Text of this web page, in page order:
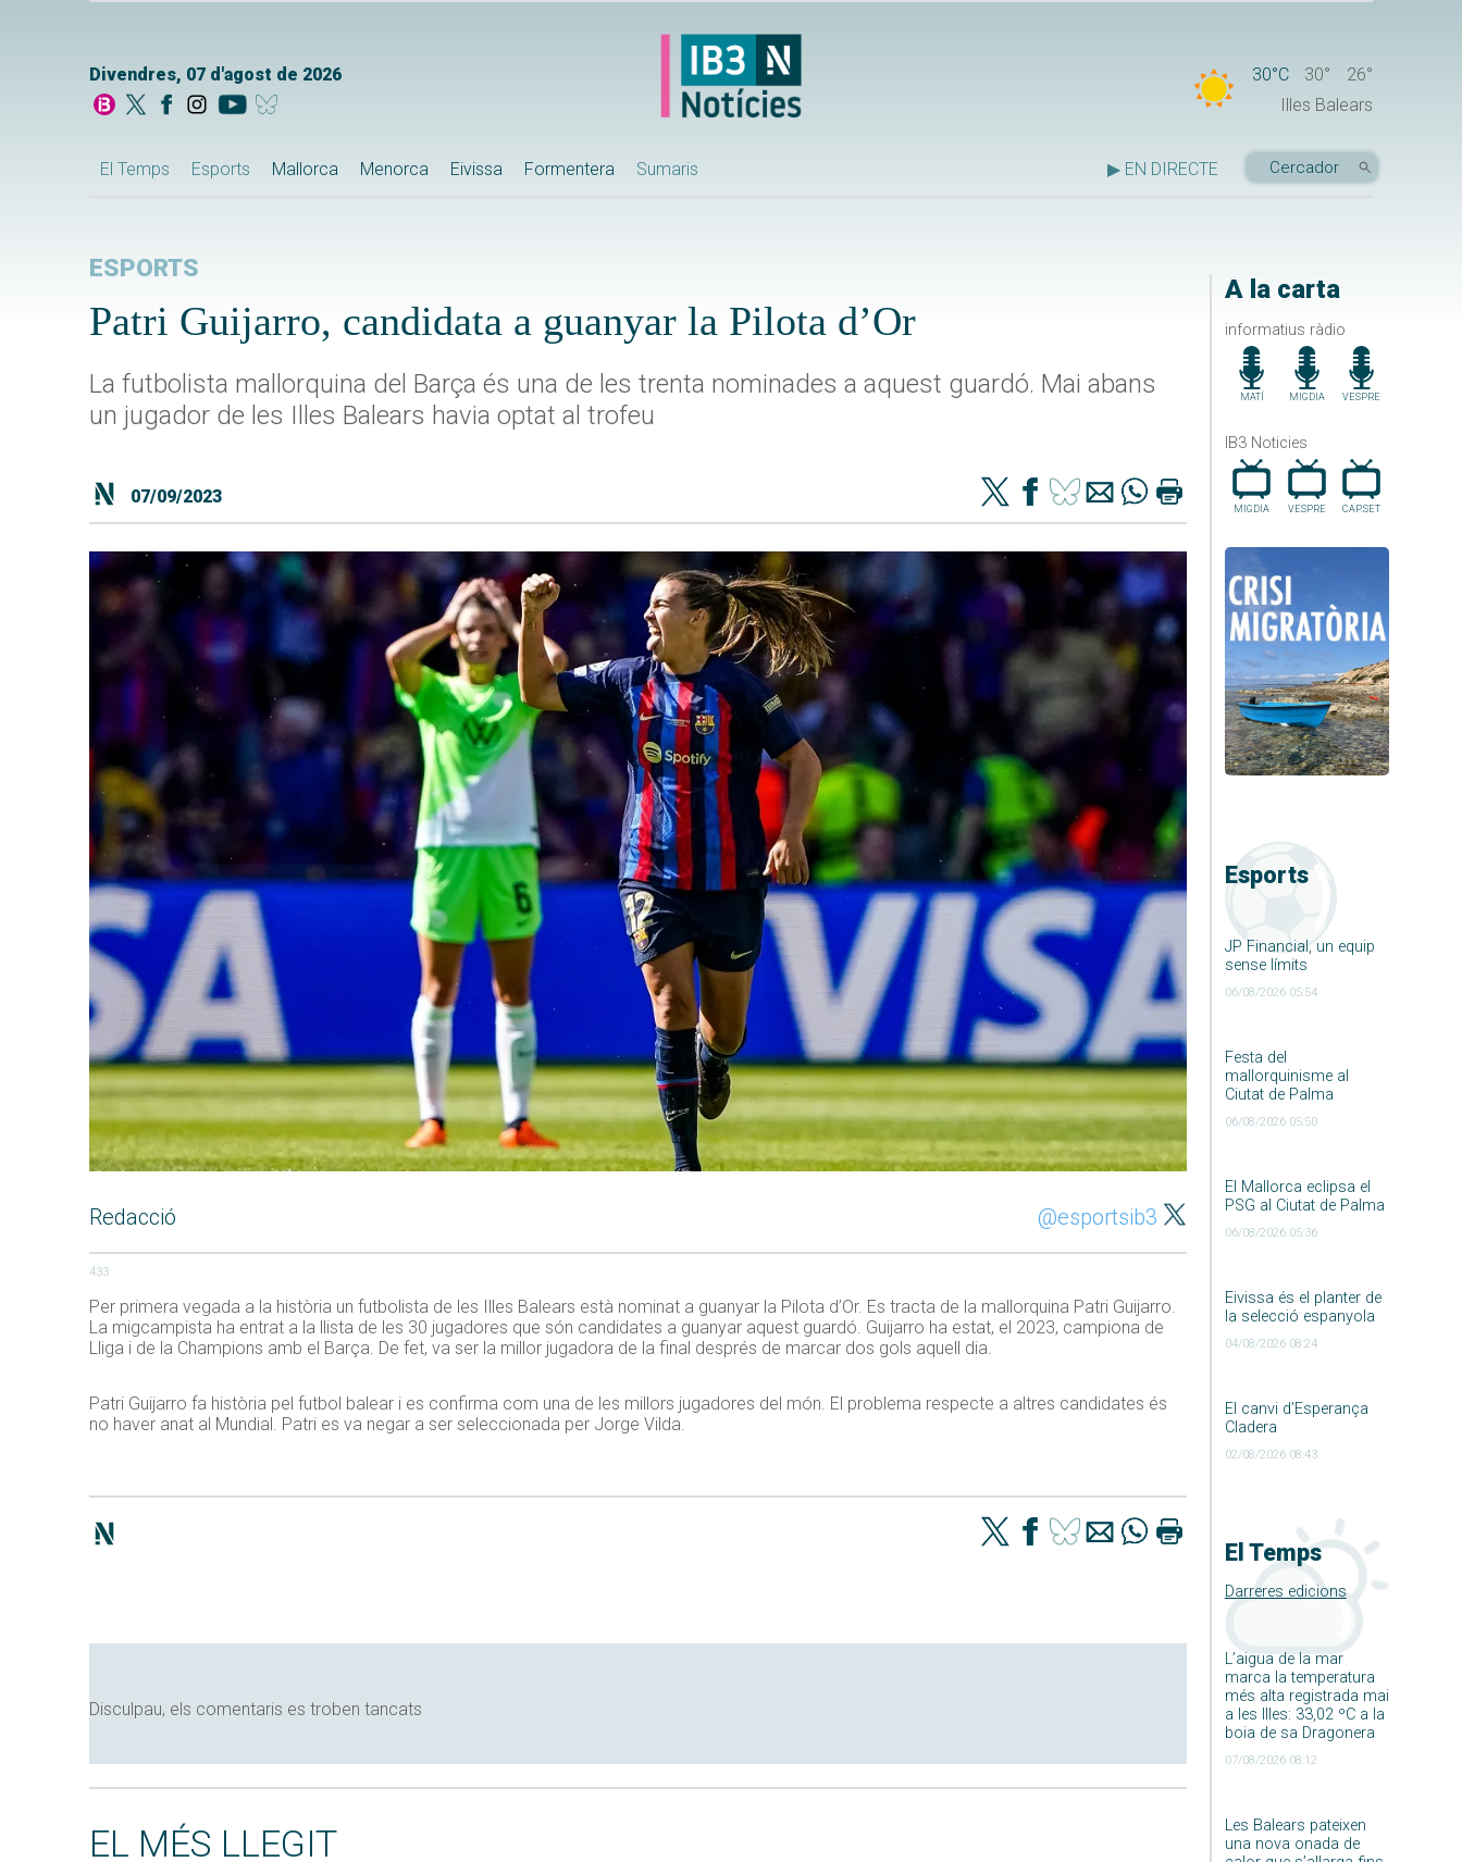
Divendres, 07 d'agost de 2026 30°C 30°
26°
Illes Balears
El Temps Esports Mallorca Menorca Eivissa Formentera Sumaris ▶ EN DIRECTE
A la carta
informatius ràdio
MATÍ MIGDIA VESPRE
IB3 Noticies
MIGDIA VESPRE CAP.SET
Esports
JP Financial, un equip
sense límits
06/08/2026 05:54
Festa del
mallorquinisme al
Ciutat de Palma
06/08/2026 05:50
El Mallorca eclipsa el
PSG al Ciutat de Palma
06/08/2026 05:36
Eivissa és el planter de
la selecció espanyola
04/08/2026 08:24
El canvi d’Esperança
Cladera
02/08/2026 08:43
El Temps
Darreres edicions
L’aigua de la mar
marca la temperatura
més alta registrada mai
a les Illes: 33,02 ºC a la
boia de sa Dragonera
07/08/2026 08:12
Les Balears pateixen
una nova onada de
ESPORTS
Patri Guijarro, candidata a guanyar la Pilota d’Or
La futbolista mallorquina del Barça és una de les trenta nominades a aquest guardó. Mai abans
un jugador de les Illes Balears havia optat al trofeu
07/09/2023
Redacció @esportsib3
433
Per primera vegada a la història un futbolista de les Illes Balears està nominat a guanyar la Pilota d’Or. Es tracta de la mallorquina Patri Guijarro.
La migcampista ha entrat a la llista de les 30 jugadores que són candidates a guanyar aquest guardó. Guijarro ha estat, el 2023, campiona de
Lliga i de la Champions amb el Barça. De fet, va ser la millor jugadora de la final després de marcar dos gols aquell dia.
Patri Guijarro fa història pel futbol balear i es confirma com una de les millors jugadores del món. El problema respecte a altres candidates és
no haver anat al Mundial. Patri es va negar a ser seleccionada per Jorge Vilda.
Disculpau, els comentaris es troben tancats
EL MÉS LLEGIT